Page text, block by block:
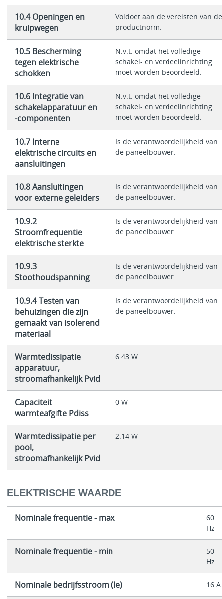
10.4 Openingen en
kruipwegen
Voldoet aan de vereisten van de
productnorm.
10.5 Bescherming
tegen elektrische
schokken
N.v.t. omdat het volledige
schakel- en verdeelinrichting
moet worden beoordeeld.
10.6 Integratie van
schakelapparatuur en
-componenten
N.v.t. omdat het volledige
schakel- en verdeelinrichting
moet worden beoordeeld.
10.7 Interne
elektrische circuits en
aansluitingen
Is de verantwoordelijkheid van
de paneelbouwer.
10.8 Aansluitingen
voor externe geleiders
Is de verantwoordelijkheid van
de paneelbouwer.
10.9.2
Stroomfrequentie
elektrische sterkte
Is de verantwoordelijkheid van
de paneelbouwer.
10.9.3
Stoothoudspanning
Is de verantwoordelijkheid van
de paneelbouwer.
10.9.4 Testen van
behuizingen die zijn
gemaakt van isolerend
materiaal
Is de verantwoordelijkheid van
de paneelbouwer.
Warmtedissipatie
apparatuur,
stroomafhankelijk Pvid
6.43 W
Capaciteit
warmteafgifte Pdiss
0 W
Warmtedissipatie per
pool,
stroomafhankelijk Pvid
2.14 W
ELEKTRISCHE WAARDE
Nominale frequentie - max
60
Hz
Nominale frequentie - min
50
Hz
Nominale bedrijfsstroom (Ie) 16 A